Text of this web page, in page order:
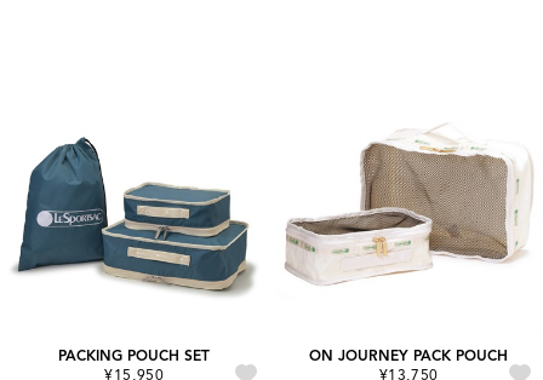
PACKING POUCH SET
¥15,950
ON JOURNEY PACK POUCH
¥13,750